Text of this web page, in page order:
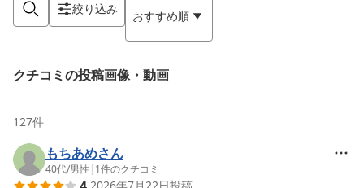
絞り込み おすすめ順
クチコミの投稿画像・動画
127件
もちあめさん
40代/男性 | 1件のクチコミ